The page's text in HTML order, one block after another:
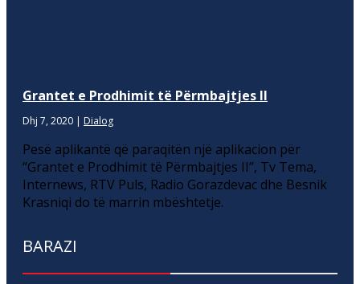
Grantet e Prodhimit të Përmbajtjes II
Dhj 7, 2020 | Dialog
Pesë aplikantë që paraqitën një aplikacion për
“Grantet e Prodhimit të Përmbajtjes II”, Tv Tema,
Internews, RTV Puls, Radio Gorazdevac dhe Besnik
Krasniqi do të marrin mbështetje.
BARAZI